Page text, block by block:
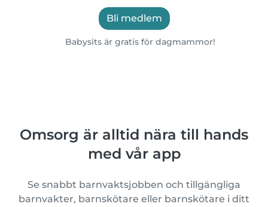
Bli medlem
Babysits är gratis för dagmammor!
Omsorg är alltid nära till hands
med vår app
Se snabbt barnvaktsjobben och tillgängliga
barnvakter, barnskötare eller barnskötare i ditt